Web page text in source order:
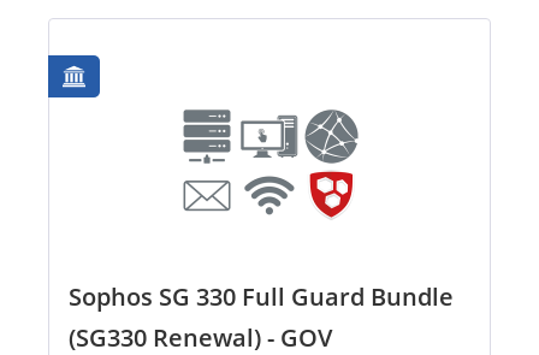
Sophos SG 330 Full Guard Bundle
(SG330 Renewal) - GOV